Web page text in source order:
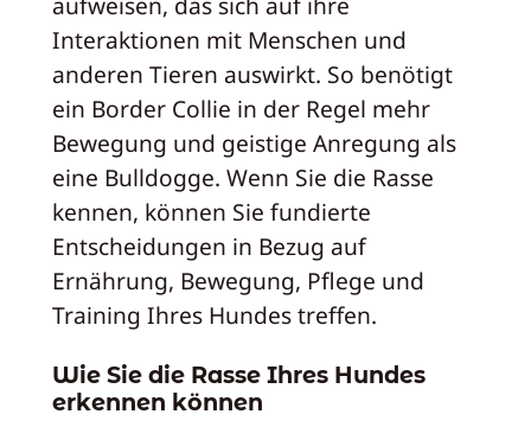
Interaktionen mit Menschen und
anderen Tieren auswirkt. So benötigt
ein Border Collie in der Regel mehr
Bewegung und geistige Anregung als
eine Bulldogge. Wenn Sie die Rasse
kennen, können Sie fundierte
Entscheidungen in Bezug auf
Ernährung, Bewegung, Pflege und
Training Ihres Hundes treffen.
Wie Sie die Rasse Ihres Hundes
erkennen können